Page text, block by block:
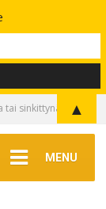
sinkittynä
MENU
▲